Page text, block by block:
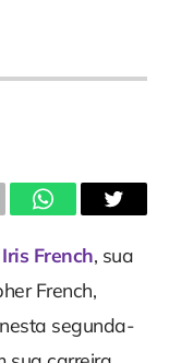
French, sua
French,
segunda-